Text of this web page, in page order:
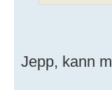
Jepp, kann